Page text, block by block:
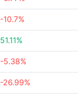
-10.7%
51.11%
-5.38%
-26.99%